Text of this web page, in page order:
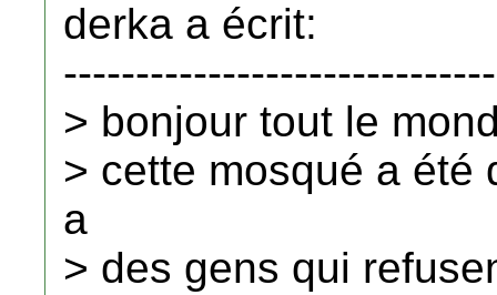
derka a écrit:
> bonjour tout le
> cette mosqué a été
a
> des gens qui